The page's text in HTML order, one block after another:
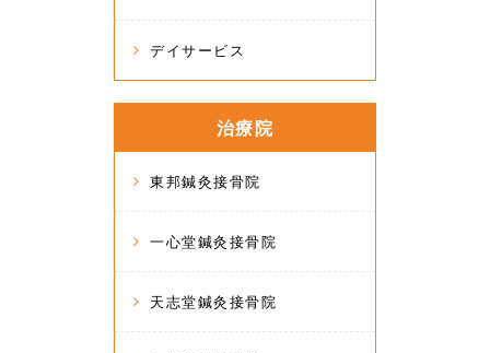
デイサービス
治療院
東邦鍼灸接骨院
一心堂鍼灸接骨院
天志堂鍼灸接骨院